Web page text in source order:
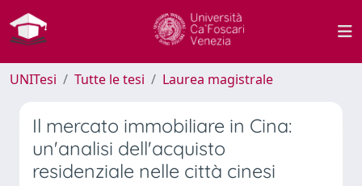
UNITesi Tutte le tesi Laurea magistrale
Il mercato immobiliare in Cina:
un'analisi dell'acquisto
residenziale nelle città cinesi